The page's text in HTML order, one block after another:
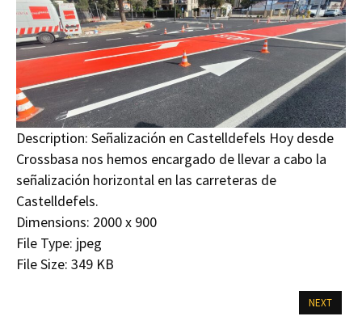
Description: Señalización en Castelldefels Hoy desde
Crossbasa nos hemos encargado de llevar a cabo la
señalización horizontal en las carreteras de
Castelldefels.
Dimensions: 2000 x 900
File Type: jpeg
File Size: 349 KB
NEXT